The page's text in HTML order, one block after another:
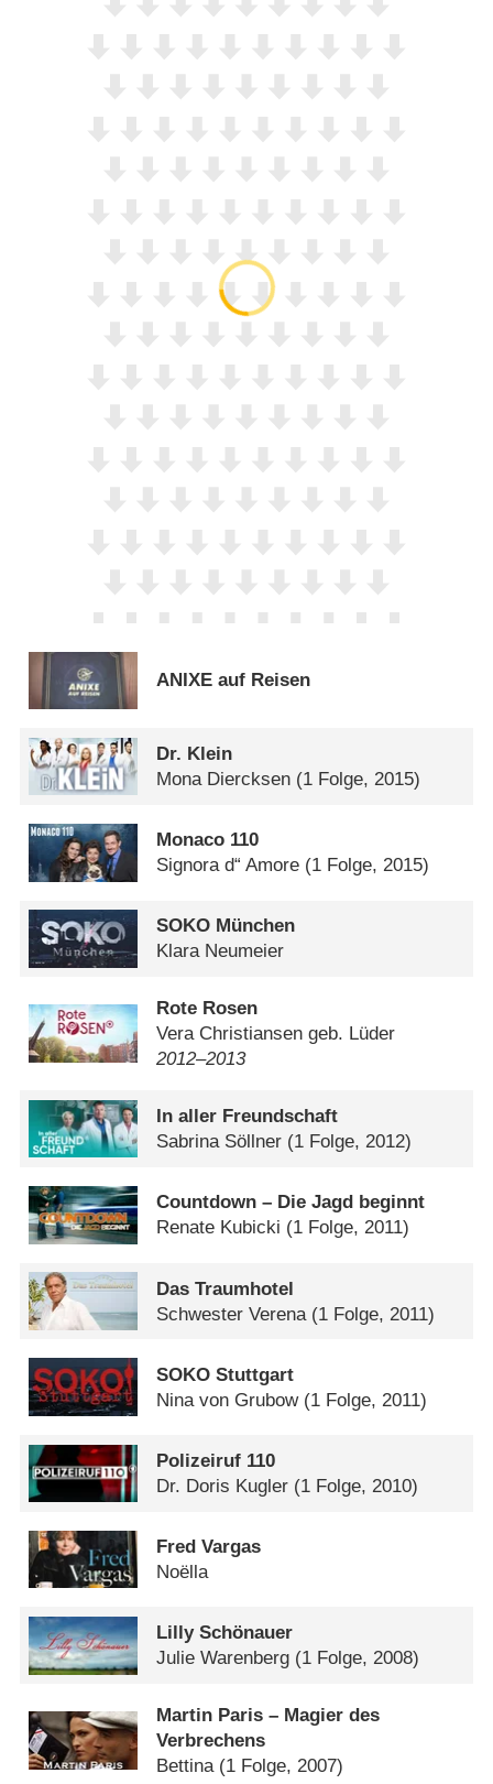
ANIXE auf Reisen
Dr. Klein
Mona Diercksen (1 Folge, 2015)
Monaco 110
Signora d“ Amore (1 Folge, 2015)
SOKO München
Klara Neumeier
Rote Rosen
Vera Christiansen geb. Lüder
2012⁠–⁠2013
In aller Freundschaft
Sabrina Söllner (1 Folge, 2012)
Countdown – Die Jagd beginnt
Renate Kubicki (1 Folge, 2011)
Das Traumhotel
Schwester Verena (1 Folge, 2011)
SOKO Stuttgart
Nina von Grubow (1 Folge, 2011)
Polizeiruf 110
Dr. Doris Kugler (1 Folge, 2010)
Fred Vargas
Noëlla
Lilly Schönauer
Julie Warenberg (1 Folge, 2008)
Martin Paris – Magier des
Verbrechens
Bettina (1 Folge, 2007)